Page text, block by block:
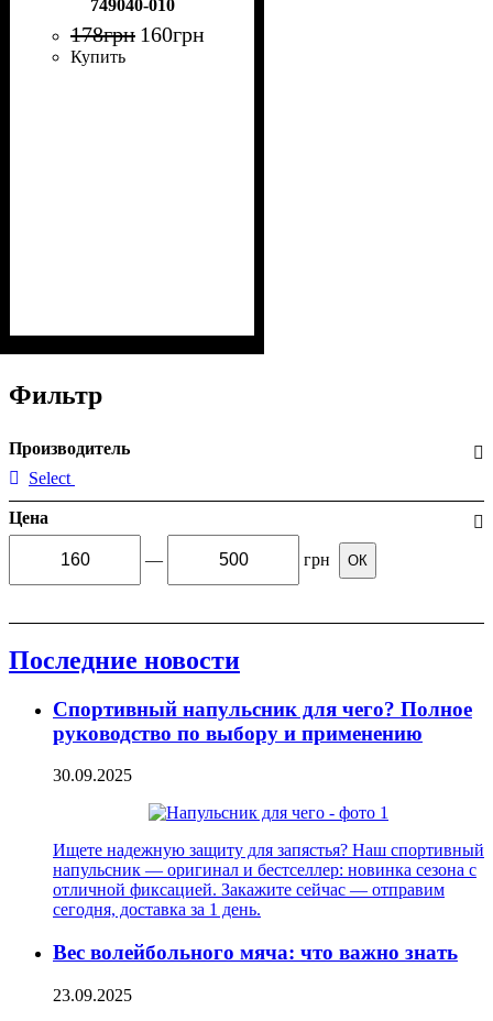
749040-010
178грн 160грн
Купить
Фильтр
Производитель
Select
Цена
— грн ОК
Последние новости
Спортивный напульсник для чего? Полное
руководство по выбору и применению
30.09.2025
Ищете надежную защиту для запястья? Наш спортивный
напульсник — оригинал и бестселлер: новинка сезона с
отличной фиксацией. Закажите сейчас — отправим
сегодня, доставка за 1 день.
Вес волейбольного мяча: что важно знать
23.09.2025